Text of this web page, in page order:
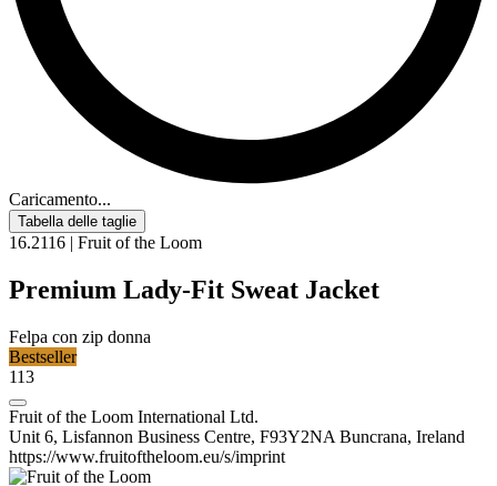
Caricamento...
Tabella delle taglie
16.2116 | Fruit of the Loom
Premium Lady-Fit Sweat Jacket
Felpa con zip donna
Bestseller
113
Fruit of the Loom International Ltd.
Unit 6, Lisfannon Business Centre, F93Y2NA Buncrana, Ireland
https://www.fruitoftheloom.eu/s/imprint